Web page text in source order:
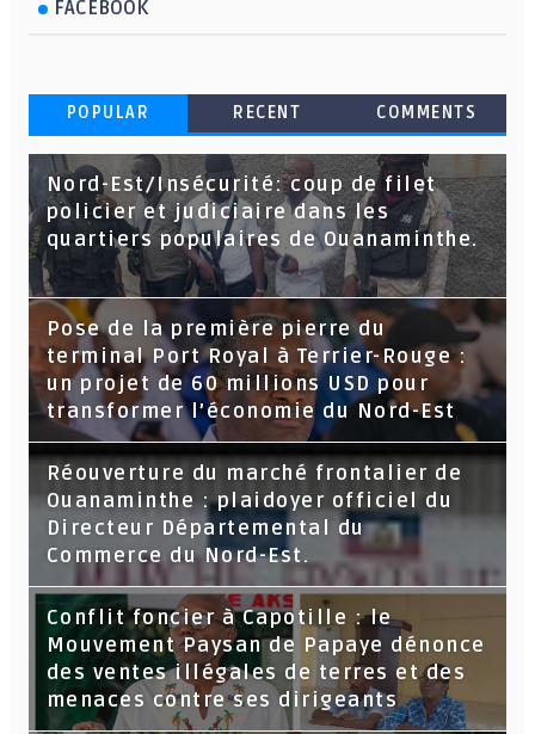
FACEBOOK
POPULAR RECENT COMMENTS
Nord-Est/Insécurité: coup de filet
policier et judiciaire dans les
quartiers populaires de Ouanaminthe.
Pose de la première pierre du
terminal Port Royal à Terrier-Rouge :
un projet de 60 millions USD pour
transformer l’économie du Nord-Est
Réouverture du marché frontalier de
Ouanaminthe : plaidoyer officiel du
Directeur Départemental du
Commerce du Nord-Est.
Conflit foncier à Capotille : le
Mouvement Paysan de Papaye dénonce
des ventes illégales de terres et des
menaces contre ses dirigeants